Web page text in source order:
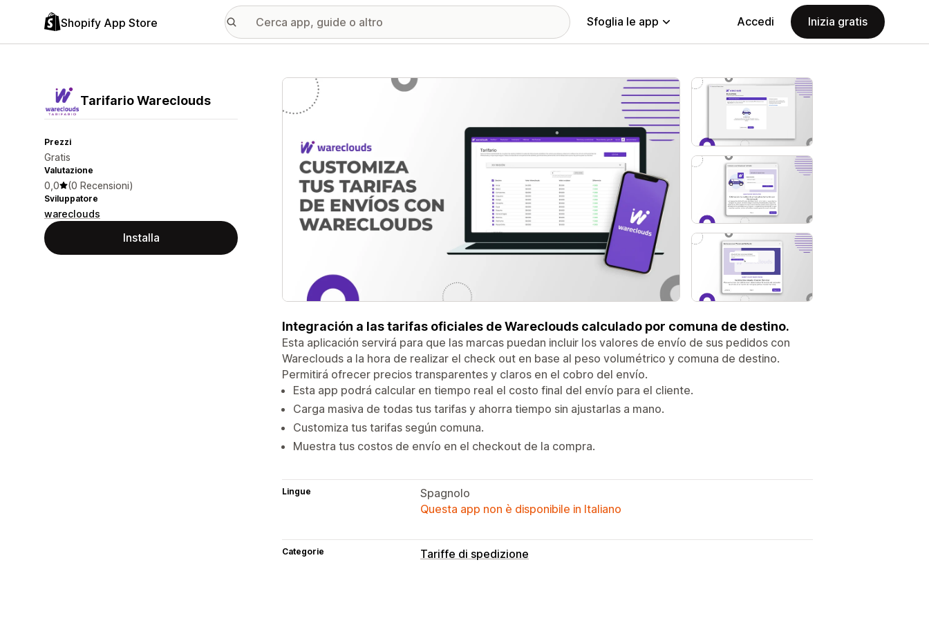
Shopify App Store Sfoglia le app Accedi Inizia gratis
Tarifario Wareclouds
Prezzi
Gratis
Valutazione
0,0 (0 Recensioni)
Sviluppatore
wareclouds
Installa
Galleria immagini in evidenza
Integración a las tarifas oficiales de Wareclouds calculado por comuna de destino.
Esta aplicación servirá para que las marcas puedan incluir los valores de envío de sus pedidos con
Wareclouds a la hora de realizar el check out en base al peso volumétrico y comuna de destino.
Permitirá ofrecer precios transparentes y claros en el cobro del envío.
Esta app podrá calcular en tiempo real el costo final del envío para el cliente.
Carga masiva de todas tus tarifas y ahorra tiempo sin ajustarlas a mano.
Customiza tus tarifas según comuna.
Muestra tus costos de envío en el checkout de la compra.
Lingue
Spagnolo
Questa app non è disponibile in Italiano
Categorie Tariffe di spedizione